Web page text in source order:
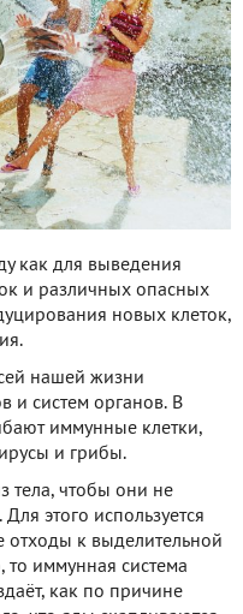
как для выведения
и различных опасных
новых клеток,
нашей жизни
и систем органов. В
иммунные клетки,
и грибы.
тела, чтобы они не
этого используется
отходы к выделительной
то иммунная система
как по причине